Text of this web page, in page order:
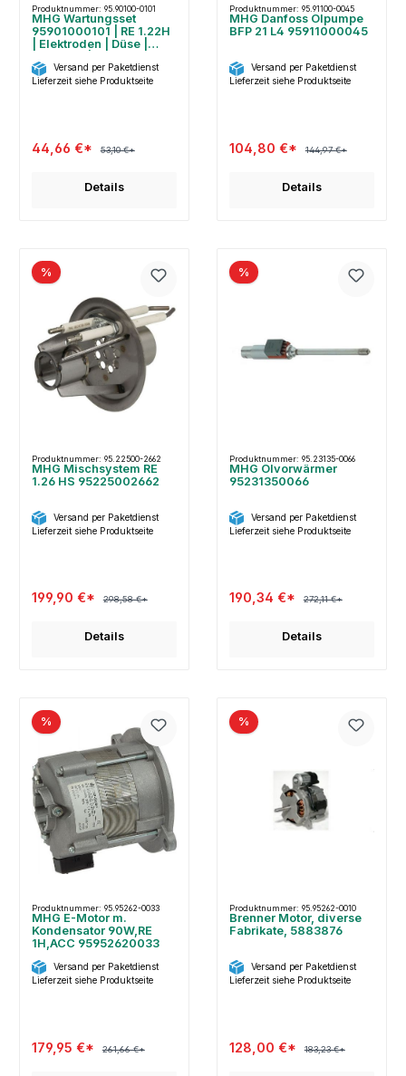
Produktnummer: 95.90100-0101
MHG Wartungsset
95901000101 | RE 1.22H
| Elektroden | Düse |
Versand per Paketdienst
Lieferzeit siehe Produktseite
44,66 €* 53,10 €*
Details
Produktnummer: 95.91100-0045
MHG Danfoss Ölpumpe
BFP 21 L4 95911000045
Versand per Paketdienst
Lieferzeit siehe Produktseite
104,80 €* 144,97 €*
Details
%
Produktnummer: 95.22500-2662
MHG Mischsystem RE
1.26 HS 95225002662
Versand per Paketdienst
Lieferzeit siehe Produktseite
199,90 €* 298,58 €*
Details
%
Produktnummer: 95.23135-0066
MHG Ölvorwärmer
95231350066
Versand per Paketdienst
Lieferzeit siehe Produktseite
190,34 €* 272,11 €*
Details
%
Produktnummer: 95.95262-0033
MHG E-Motor m.
Kondensator 90W,RE
1H,ACC 95952620033
Versand per Paketdienst
Lieferzeit siehe Produktseite
179,95 €* 261,66 €*
%
Produktnummer: 95.95262-0010
Brenner Motor, diverse
Fabrikate, 5883876
Versand per Paketdienst
Lieferzeit siehe Produktseite
128,00 €* 183,23 €*